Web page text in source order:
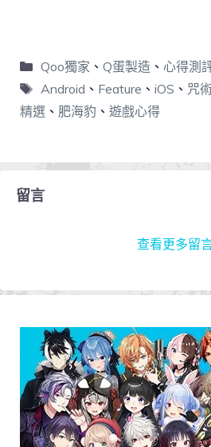
Qoo獨家 、 Q蛋製造 、 心得測
Android 、 Feature 、 iOS 、 咒
精選 、 肥海豹 、 遊戲心得
留言
查看更多留